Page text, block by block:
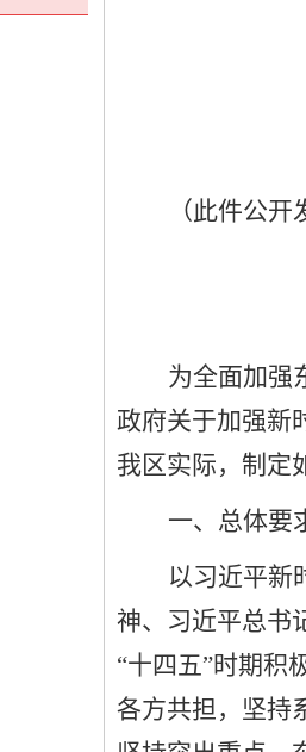
（此件公开
为全面加强
政府关于加强新
我区实际， 制定
一、 总体要
以习近平新
神、 习近平总书
“十四五”时期积
各方共担 ， 坚持